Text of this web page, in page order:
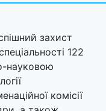
захист
122
науковою
комісії